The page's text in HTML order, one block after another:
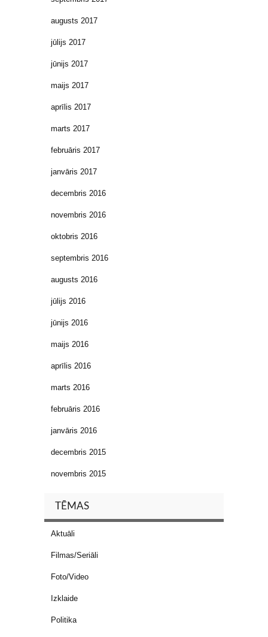
augusts 2017
jūlijs 2017
jūnijs 2017
maijs 2017
aprīlis 2017
marts 2017
februāris 2017
janvāris 2017
decembris 2016
novembris 2016
oktobris 2016
septembris 2016
augusts 2016
jūlijs 2016
jūnijs 2016
maijs 2016
aprīlis 2016
marts 2016
februāris 2016
janvāris 2016
decembris 2015
novembris 2015
TĒMAS
Aktuāli
Filmas/Seriāli
Foto/Video
Izklaide
Politika